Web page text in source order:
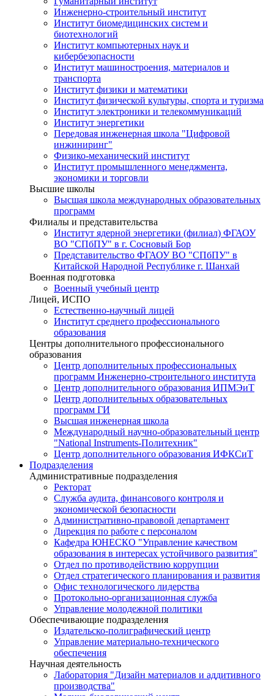
Инженерно-строительный институт
Институт биомедицинских систем и
биотехнологий
Институт компьютерных наук и
кибербезопасности
Институт машиностроения, материалов и
транспорта
Институт физики и математики
Институт физической культуры, спорта и туризма
Институт электроники и телекоммуникаций
Институт энергетики
Передовая инженерная школа "Цифровой
инжиниринг"
Физико-механический институт
Институт промышленного менеджмента,
экономики и торговли
Высшие школы
Высшая школа международных образовательных
программ
Филиалы и представительства
Институт ядерной энергетики (филиал) ФГАОУ
ВО "СПбПУ" в г. Сосновый Бор
Представительство ФГАОУ ВО "СПбПУ" в
Китайской Народной Республике г. Шанхай
Военная подготовка
Военный учебный центр
Лицей, ИСПО
Естественно-научный лицей
Институт среднего профессионального
образования
Центры дополнительного профессионального
образования
Центр дополнительных профессиональных
программ Инженерно-строительного института
Центр дополнительного образования ИПМЭиТ
Центр дополнительных образовательных
программ ГИ
Высшая инженерная школа
Международный научно-образовательный центр
"National Instruments-Политехник"
Центр дополнительного образования ИФКСиТ
Подразделения
Административные подразделения
Ректорат
Служба аудита, финансового контроля и
экономической безопасности
Административно-правовой департамент
Дирекция по работе с персоналом
Кафедра ЮНЕСКО "Управление качеством
образования в интересах устойчивого развития"
Отдел по противодействию коррупции
Отдел стратегического планирования и развития
Офис технологического лидерства
Протокольно-организационная служба
Управление молодежной политики
Обеспечивающие подразделения
Издательско-полиграфический центр
Управление материально-технического
обеспечения
Научная деятельность
Лаборатория "Дизайн материалов и аддитивного
производства"